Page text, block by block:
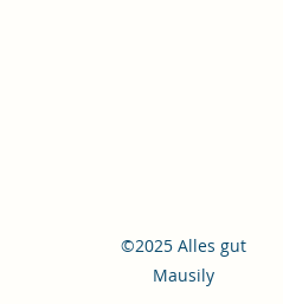
©2025 Alles gut
Mausily